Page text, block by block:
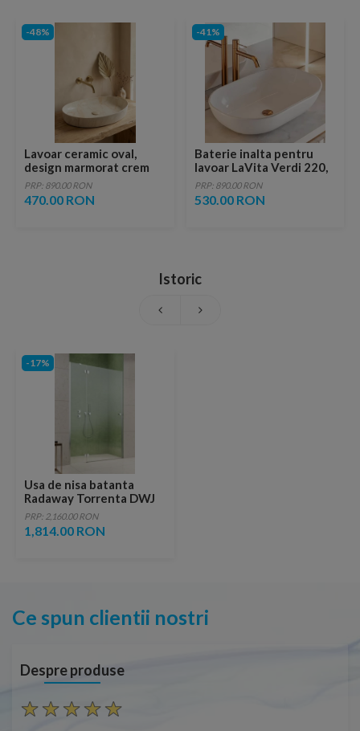
-48%
Lavoar ceramic oval,
design marmorat crem
lucios cu vene aurii,
ventil inclus
PRP: 890.00 RON
470.00 RON
-41%
Baterie inalta pentru
lavoar LaVita Verdi 220,
fara ventil, brushed
copper
PRP: 890.00 RON
530.00 RON
Istoric
-17%
Usa de nisa batanta
Radaway Torrenta DWJ
80xH195 cm
PRP: 2,160.00 RON
1,814.00 RON
Ce spun clientii nostri
Despre produse